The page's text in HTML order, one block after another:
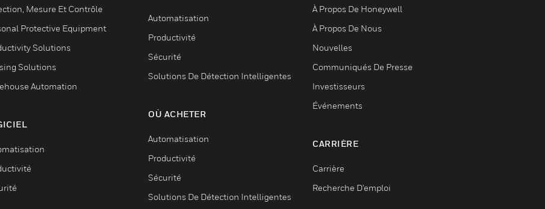
Mesure Et Contrôle
Protective Equipment
Solutions
Solutions
Automation
Automatisation
Productivité
Sécurité
Solutions De Détection Intelligentes
OÙ ACHETER
Automatisation
Productivité
Sécurité
Solutions De Détection Intelligentes
À Propos De Honeywell
À Propos De Nous
Nouvelles
Communiqués De Presse
Investisseurs
Événements
CARRIÈRE
Carrière
Recherche D'emploi